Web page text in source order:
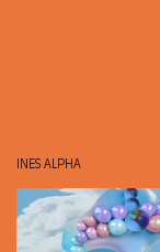
INES ALPHA